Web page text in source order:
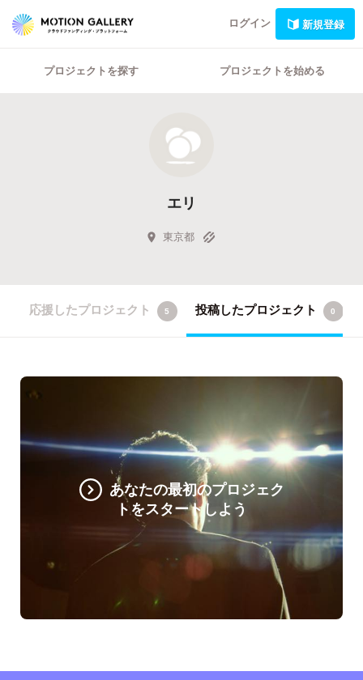
ログイン 新規登録
プロジェクトを探す プロジェクトを始める
エリ
東京都
応援したプロジェクト 5 投稿したプロジェクト 0
あなたの最初のプロジェク
トをスタートしよう